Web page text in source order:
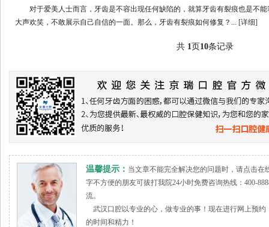
对于爱美人士而言，牙齿是不容出现任何缺陷的，就算牙齿有裂痕也是不
大声欢笑，不敢展示自己自信的一面。那么，牙齿有裂痕如何修复？... [详细]
共 1页10条记录
温馨提示： 当文章不能完全解决您的问题时，请点击
字不方便的朋友可拔打我院24小时免费咨询热线：400-
流。
武汉口腔以专业的心，做专业的事！现在进行网上预约
的时间和精力！